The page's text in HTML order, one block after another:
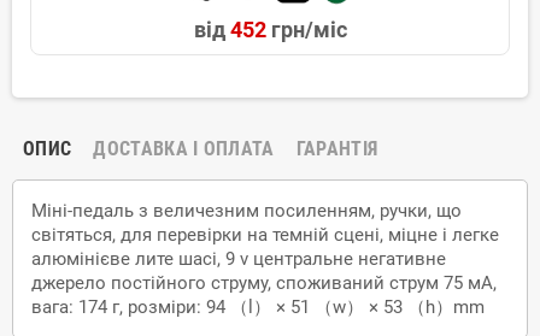
від452грн/міс
ОПИС ДОСТАВКА І ОПЛАТА ГАРАНТІЯ
Міні-педаль з величезним посиленням, ручки, що
світяться, для перевірки на темній сцені, міцне і легке
алюмінієве лите шасі, 9 v центральне негативне
джерело постійного струму, споживаний струм 75 мА,
вага: 174 г, розміри: 94 （l） × 51 （w） × 53 （h）mm